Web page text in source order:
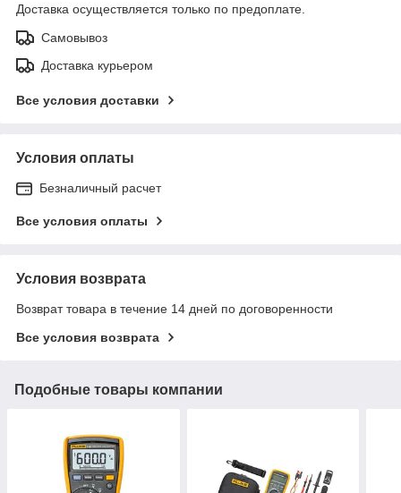
Доставка осуществляется только по предоплате.
Самовывоз
Доставка курьером
Все условия доставки
Условия оплаты
Безналичный расчет
Все условия оплаты
Условия возврата
Возврат товара в течение 14 дней по договоренности
Все условия возврата
Подобные товары компании